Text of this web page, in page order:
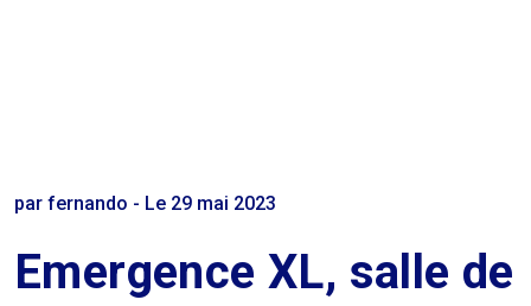
par fernando - Le 29 mai 2023
Emergence XL, salle de